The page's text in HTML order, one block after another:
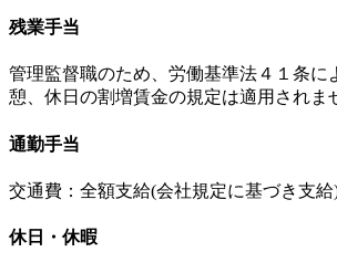
残業手当
管理監督職のため、労働基準法４１条に
憩、休日の割増賃金の規定は適用されま
通勤手当
交通費：全額支給(会社規定に基づき支給
休日・休暇